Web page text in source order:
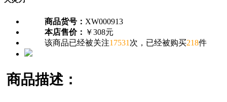
商品货号： XW000913
本店售价： ￥308元
该商品已经被关注17531 次，已经被购买218件
商品描述：